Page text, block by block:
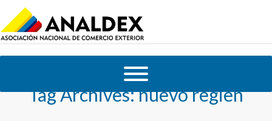
Tag Archives:nuevo regien